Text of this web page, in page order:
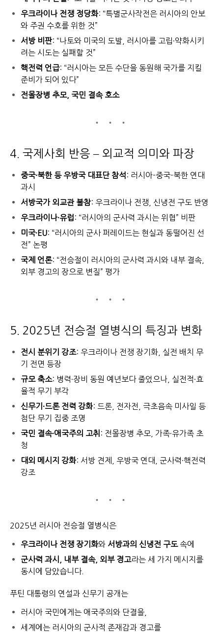
우크라이나 전쟁 정당화: “특별군사작전은 러시아의 안보
와 주권 수호를 위한 것”
서방 비판: “나토와 미국의 도발, 러시아를 고립·약화시키
려는 시도는 실패할 것”
핵전력 언급: “러시아는 모든 수단을 동원해 국가를 지킬
준비가 되어 있다”
전몰장병 추모, 국민 결속 호소
4. 국제사회 반응 – 외교적 의미와 파장
중국·북한 등 우방국 대표단 참석: 러시아-중국-북한 연대
과시
서방국가 외교관 불참: 우크라이나 전쟁, 신냉전 구도 반영
우크라이나·유럽 : “러시아의 군사력 과시는 위협” 비판
미국·EU: “러시아의 군사 퍼레이드는 현실과 동떨어진 선
전” 논평
국제 언론: “전승절이 러시아의 군사력 과시와 내부 결속,
외부 경고의 장으로 변질” 평가
5. 2025년 전승절 열병식의 특징과 변화
전시 분위기 강조: 우크라이나 전쟁 장기화, 실전 배치 무
기 전면 등장
규모 축소: 병력·장비 동원 예년보다 줄었으나, 실전적·효
율적 무기 부각
신무기·드론 전력 강화: 드론, 전자전, 극초음속 미사일 등
첨단 무기 집중 조명
국민 결속·애국주의 고취 : 전몰장병 추모, 가족·유가족 초
청
대외 메시지 강화: 서방 견제, 우방국 연대, 군사력·핵전력
강조
2025년 러시아 전승절 열병식은
우크라이나 전쟁 장기화와 서방과의 신냉전 구도속에
군사력 과시, 내부 결속, 외부 경고라는 세 가지 메시지를
동시에 담았습니다.
푸틴 대통령의 연설과 신무기 공개는
러시아 국민에게는 애국주의와 단결을,
세계에는 러시아의 군사적 존재감과 경고를